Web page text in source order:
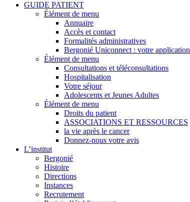
GUIDE PATIENT
Élément de menu
Annuaire
Accès et contact
Formalités administratives
Bergonié Uniconnect : votre application
Élément de menu
Consultations et téléconsultations
Hospitalisation
Votre séjour
Adolescents et Jeunes Adultes
Élément de menu
Droits du patient
ASSOCIATIONS ET RESSOURCES
la vie après le cancer
Donnez-nous votre avis
L’institut
Bergonié
Histoire
Directions
Instances
Recrutement